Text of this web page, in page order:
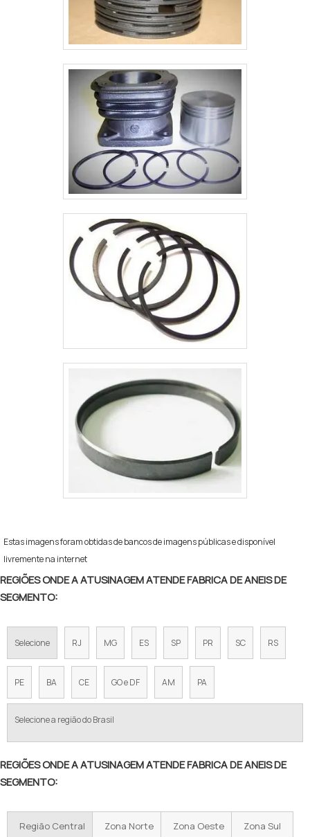
são realizadas as atividades. Discorrendo ainda sobre
porca de bronze, é importante buscar uma empresa
que tenha produtos e serviços com ótima qualidade e
proteção, pequenos detalhes, mas de grande valia
para saber a procedência e seriedade da empresa.É
por estes motivos que a Brita Peças é uma empresa
que preza pela segurança quando se trata de
empresas do segmento de peças e serviços para área
de britagem. A empresa busca o que há de melhor para
fidelizar os clientes.QUALIDADE COMPROVADA NO
SEGMENTOSomente na Brita Peças existe variedade e
qualidade quando o assunto for peças e serviços para
área de britagem. Prezando pelo que há de mais
moderno, traz inovações e variedades em rolamento
para britador e camisa do cilindro com ótima qualidade e
proteção.Com a organização é possível tirar as suas
dúvidas sobre os serviços do ramo, além de contar
com os melhores profissionais e instalações. Assim,
conquistando a confiança e a satisfação dos clientes,
que são os maiores objetivos da marca.A Brita Peças é
seriedade e qualidade que fecha todo o ciclo de
entrega com excelência para cada cliente.
Estas imagens foram obtidas de bancos de imagens públicas e disponível
livremente na internet
REGIÕES ONDE A ATUSINAGEM ATENDE FABRICA DE ANEIS DE
SEGMENTO:
Selecione RJ MG ES SP PR SC RS
PE BA CE GO e DF AM PA
Selecione a região do Brasil
REGIÕES ONDE A ATUSINAGEM ATENDE FABRICA DE ANEIS DE
SEGMENTO:
Região Central Zona Norte Zona Oeste Zona Sul